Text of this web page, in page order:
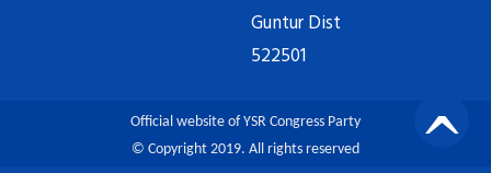
Guntur Dist
522501
Official website of YSR Congress Party
© Copyright 2019. All rights reserved